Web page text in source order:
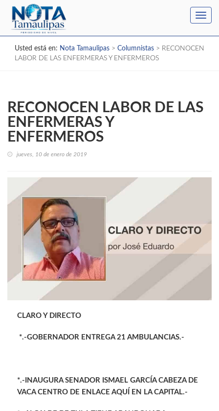
Usted está en: Nota Tamaulipas > Columnistas > RECONOCEN
LABOR DE LAS ENFERMERAS Y ENFERMEROS
RECONOCEN LABOR DE LAS
ENFERMERAS Y
ENFERMEROS
jueves, 10 de enero de 2019
CLARO Y DIRECTO
*.-GOBERNADOR ENTREGA 21 AMBULANCIAS.-
*.-INAUGURA SENADOR ISMAEL GARCÍA CABEZA DE
VACA CENTRO DE ENLACE AQUÍ EN LA CAPITAL.-